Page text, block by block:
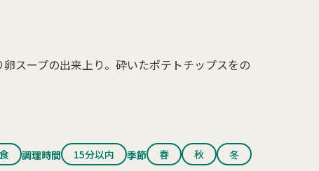
スープの出来上り。砕いたポテトチップスをの
調理時間 15分以内 季節 春 秋 冬